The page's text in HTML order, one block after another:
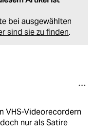
bei ausgewählten
sind sie zu finden.
VHS-Videorecordern
nur als Satire